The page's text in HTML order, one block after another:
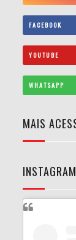
FACEBOOK
YOUTUBE
WHATSAPP
MAIS
INSTAGRAM